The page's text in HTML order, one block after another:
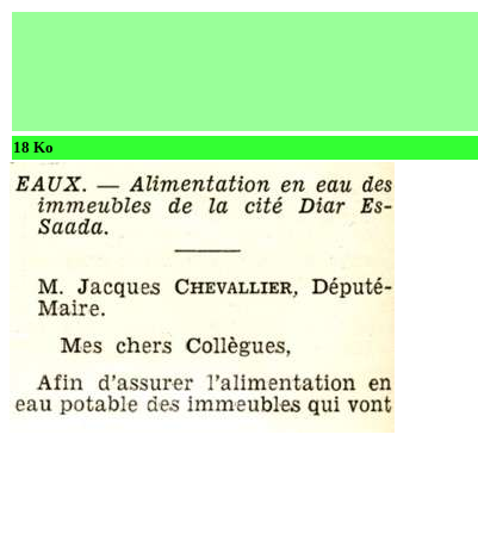
18 Ko